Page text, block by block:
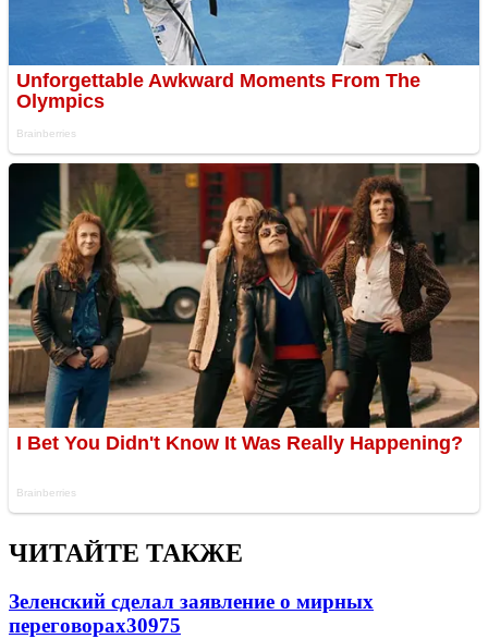
ЧИТАЙТЕ ТАКЖЕ
Зеленский сделал заявление о мирных
переговорах30975